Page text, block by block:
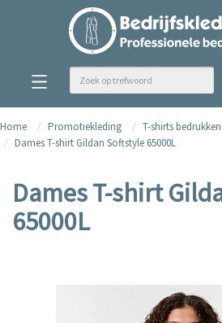
Home Promotiekleding T-shirts bedrukken
Dames T-shirt Gildan Softstyle 65000L
Dames T-shirt
65000L